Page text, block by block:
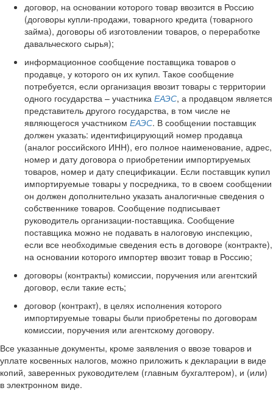
договор, на основании которого товар ввозится в Россию
(договоры купли-продажи, товарного кредита (товарного
займа), договоры об изготовлении товаров, о переработке
давальческого сырья);
информационное сообщение поставщика товаров о
продавце, у которого он их купил. Такое сообщение
потребуется, если организация ввозит товары с территории
одного государства – участника ЕАЭС, а продавцом является
представитель другого государства, в том числе не
являющегося участником ЕАЭС. В сообщении поставщик
должен указать: идентифицирующий номер продавца
(аналог российского ИНН), его полное наименование, адрес,
номер и дату договора о приобретении импортируемых
товаров, номер и дату спецификации. Если поставщик купил
импортируемые товары у посредника, то в своем сообщении
он должен дополнительно указать аналогичные сведения о
собственнике товаров. Сообщение подписывает
руководитель организации-поставщика. Сообщение
поставщика можно не подавать в налоговую инспекцию,
если все необходимые сведения есть в договоре (контракте),
на основании которого импортер ввозит товар в Россию;
договоры (контракты) комиссии, поручения или агентский
договор, если такие есть;
договор (контракт), в целях исполнения которого
импортируемые товары были приобретены по договорам
комиссии, поручения или агентскому договору.
Все указанные документы, кроме заявления о ввозе товаров и
уплате косвенных налогов, можно приложить к декларации в виде
копий, заверенных руководителем (главным бухгалтером), и (или)
в электронном виде.